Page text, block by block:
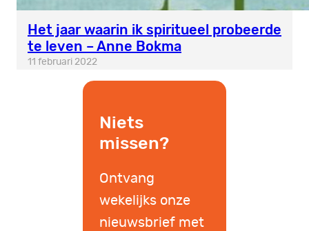
Het jaar waarin ik spiritueel probeerde
te leven – Anne Bokma
11 februari 2022
Niets
missen?
Ontvang
wekelijks onze
nieuwsbrief met